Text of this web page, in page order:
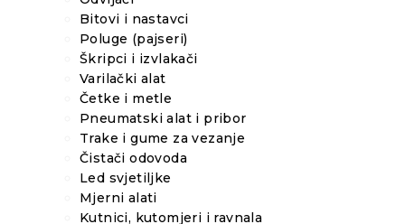
Bitovi i nastavci
Poluge (pajseri)
Škripci i izvlakači
Varilački alat
Četke i metle
Pneumatski alat i pribor
Trake i gume za vezanje
Čistači odovoda
Led svjetiljke
Mjerni alati
Kutnici, kutomjeri i ravnala